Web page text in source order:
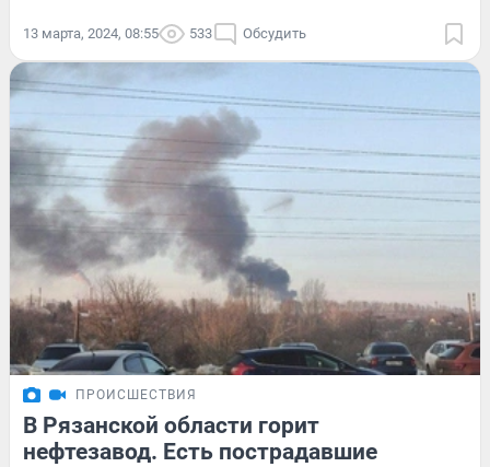
13 марта, 2024, 08:55 533 Обсудить
ПРОИСШЕСТВИЯ
В Рязанской области горит
нефтезавод. Есть пострадавшие